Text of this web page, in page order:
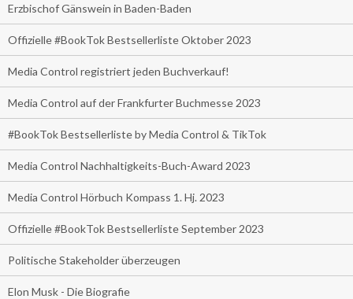
Erzbischof Gänswein in Baden-Baden
Offizielle #BookTok Bestsellerliste Oktober 2023
Media Control registriert jeden Buchverkauf!
Media Control auf der Frankfurter Buchmesse 2023
#BookTok Bestsellerliste by Media Control & TikTok
Media Control Nachhaltigkeits-Buch-Award 2023
Media Control Hörbuch Kompass 1. Hj. 2023
Offizielle #BookTok Bestsellerliste September 2023
Politische Stakeholder überzeugen
Elon Musk - Die Biografie